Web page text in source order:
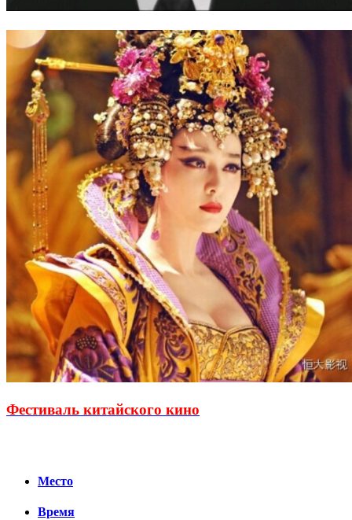
Фестиваль китайского кино
Место
Время